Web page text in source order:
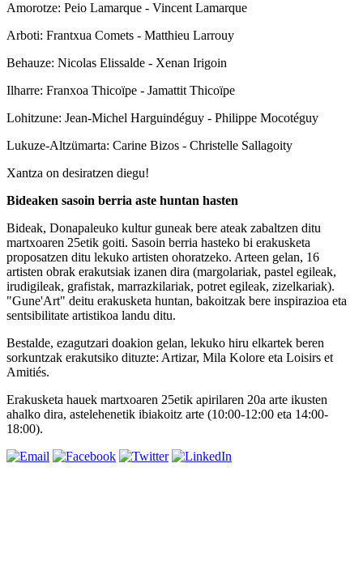
Amorotze: Peio Lamarque - Vincent Lamarque
Arboti: Frantxua Comets - Matthieu Larrouy
Behauze: Nicolas Elissalde - Xenan Irigoin
Ilharre: Franxoa Thicoïpe - Jamattit Thicoïpe
Lohitzune: Jean-Michel Harguindéguy - Philippe Mocotéguy
Lukuze-Altzümarta: Carine Bizos - Christelle Sallagoity
Xantza on desiratzen diegu!
Bideaken sasoin berria aste huntan hasten
Bideak, Donapaleuko kultur guneak bere ateak zabaltzen ditu
martxoaren 25etik goiti. Sasoin berria hasteko bi erakusketa
proposatzen ditu lekuko artisten ohoratzeko. Arteen gelan, 16
artisten obrak erakutsiak izanen dira (margolariak, pastel egileak,
irudigileak, grafistak, marrazkilariak, potret egileak, zizelkariak).
"Gune'Art" deitu erakusketa huntan, bakoitzak bere inspirazioa eta
sentsibilitate artistikoa landu ditu.
Bestalde, ezagutzari doakion gelan, lekuko hiru elkartek beren
sorkuntzak erakutsiko dituzte: Artizar, Mila Kolore eta Loisirs et
Amitiés.
Erakusketa hauek martxoaren 25etik apirilaren 20a arte ikusten
ahalko dira, astelehenetik ibiakoitz arte (10:00-12:00 eta 14:00-
18:00).